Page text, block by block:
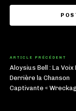
ARTICLE PRÉCÉDENT
Aloysius Bell : La Voix
Derrière la Chanson
Captivante «